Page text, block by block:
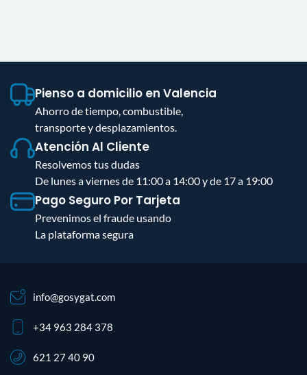
Pienso a domicilio en Valencia
Ahorro de tiempo, combustible,
transporte y desplazamientos.
Atención Al Cliente
Resolvemos tus dudas
De lunes a viernes de 11:00 a 14:00 y de 17 a 19:00
Pago Seguro Por Tarjeta
Prevenimos el fraude usando
La plataforma segura
info@gosygat.com
+34 963 284 378
621 27 40 90